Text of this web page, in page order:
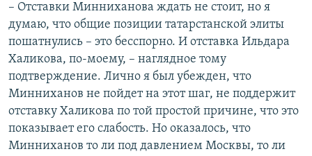
– Отставки Минниханова ждать не стоит, но я
думаю, что общие позиции татарстанской элиты
пошатнулись – это бесспорно. И отставка Ильдара
Халикова, по-моему, – наглядное тому
подтверждение. Лично я был убежден, что
Минниханов не пойдет на этот шаг, не поддержит
отставку Халикова по той простой причине, что это
показывает его слабость. Но оказалось, что
Минниханов то ли под давлением Москвы, то ли